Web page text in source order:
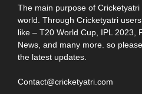
The main purpose of
world. Through Cricketyatri
like – T20 World Cup, IPL 2023,
News, and many more. so
the latest updates.
Contact@cricketyatri.com